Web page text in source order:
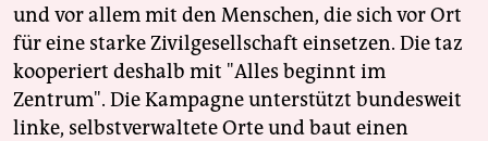
und vor allem mit den Menschen, die sich vor Ort
für eine starke Zivilgesellschaft einsetzen. Die taz
kooperiert deshalb mit "Alles beginnt im
Zentrum". Die Kampagne unterstützt bundesweit
linke, selbstverwaltete Orte und baut einen